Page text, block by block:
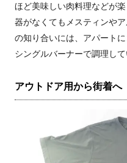
ほど美味しい肉料理などが
器がなくてもメスティンや
の知り合いには、アパート
シングルバーナーで調理して
アウトドア用から街着へ